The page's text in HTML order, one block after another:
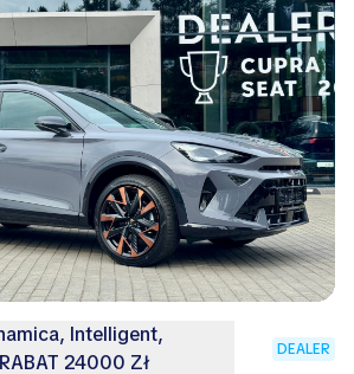
Intelligent,
24000 Zł
DEALER